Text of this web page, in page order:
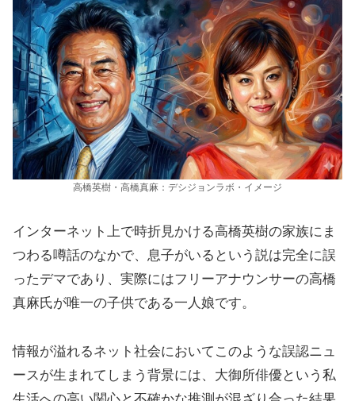
高橋英樹・高橋真麻：デシジョンラボ・イメージ
インターネット上で時折見かける高橋英樹の家族にま
つわる噂話のなかで、息子がいるという説は完全に誤
ったデマであり、実際にはフリーアナウンサーの高橋
真麻氏が唯一の子供である一人娘です。
情報が溢れるネット社会においてこのような誤認ニュ
ースが生まれてしまう背景には、大御所俳優という私